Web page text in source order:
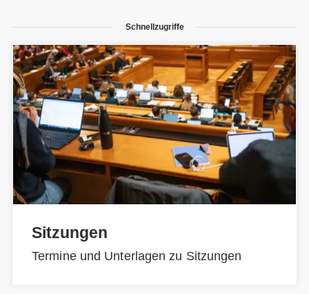
Schnellzugriffe
Sitzungen
Termine und Unterlagen zu Sitzungen